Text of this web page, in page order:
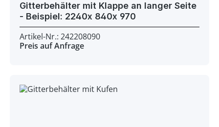
Gitterbehälter mit Klappe an langer Seite
- Beispiel: 2240x 840x 970
Artikel-Nr.: 242208090
Preis auf Anfrage